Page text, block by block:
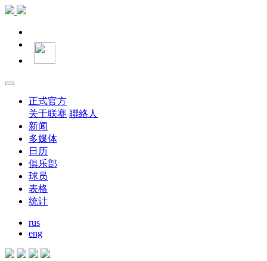
正式官方
关于联赛 聯絡人
新闻
多媒体
日历
俱乐部
球员
表格
统计
rus
eng